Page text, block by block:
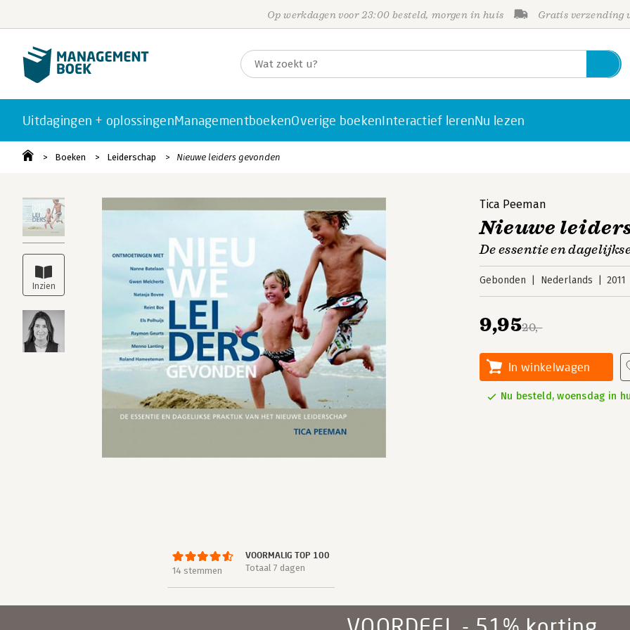
Op werkdagen voor 23:00 besteld, morgen in huis Gratis verzending
Uitdagingen + oplossingenManagementboekenOverige boekenInteractief lerenNu lezen
Boeken Leiderschap Nieuwe leiders gevonden
14 stemmen
VOORMALIG TOP 100
Totaal 7 dagen
Tica Peeman
Nieuwe
De essentie en
Gebonden Nederlands 2011
20,-
9,95
In winkelwagen
Nu besteld, woensdag in